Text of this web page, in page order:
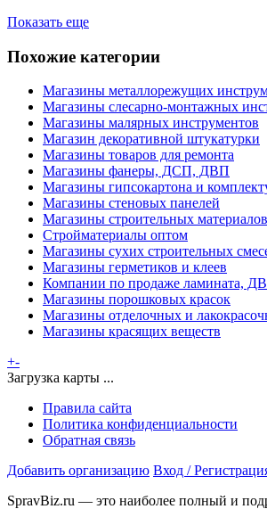
Показать еще
Похожие категории
Магазины металлорежущих
Магазины слесарно-монтажных
Магазины малярных инструментов
Магазин декоративной штукатурки
Магазины товаров для ремонта
Магазины фанеры, ДСП, ДВП
Магазины гипсокартона и
Магазины стеновых панелей
Магазины строительных материалов
Стройматериалы оптом
Магазины сухих строительных
Магазины герметиков и клеев
Компании по продаже ламината,
Магазины порошковых красок
Магазины отделочных и
Магазины красящих веществ
+-
Загрузка карты ...
Правила сайта
Политика конфиденциальности
Обратная связь
Добавить организацию Вход /
SpravBiz.ru — это наиболее полный и